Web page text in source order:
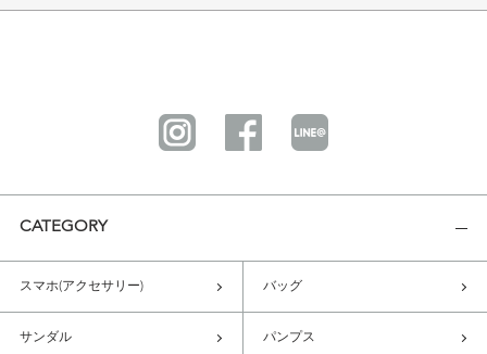
CATEGORY
スマホ(アクセサリー) バッグ
サンダル パンプス